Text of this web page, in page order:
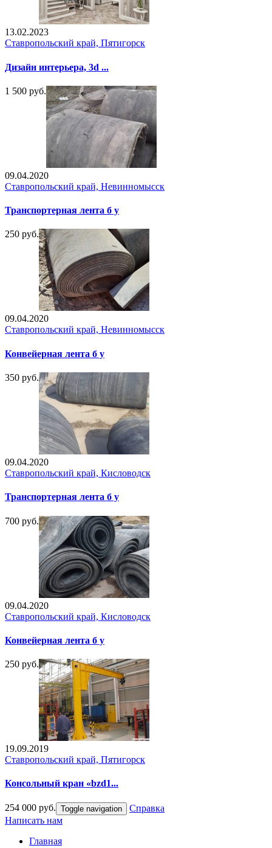
13.02.2023
Ставропольский край, Пятигорск
Дизайн интерьера, 3d ...
1 500 руб.
09.04.2020
Ставропольский край, Невинномысск
Транспортерная лента б у
250 руб.
09.04.2020
Ставропольский край, Невинномысск
Конвейерная лента б у
350 руб.
09.04.2020
Ставропольский край, Кисловодск
Транспортерная лента б у
700 руб.
09.04.2020
Ставропольский край, Кисловодск
Конвейерная лента б у
250 руб.
19.09.2019
Ставропольский край, Пятигорск
Консольный кран «bzd1...
254 000 руб. Toggle navigation
Справка
Написать нам
Главная